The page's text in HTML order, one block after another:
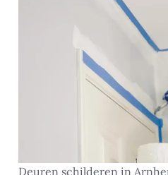
Deuren schilderen in